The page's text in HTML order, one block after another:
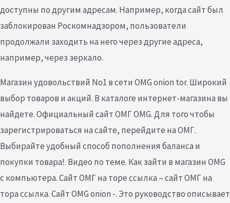
доступны по другим адресам. Например, когда сайт был
заблокирован Роскомнадзором, пользователи
продолжали заходить на него через другие адреса,
например, через зеркало.
Магазин удовольствий No1 в сети OMG onion tor. Широкий
выбор товаров и акций. В каталоге интернет-магазина вы
найдете. Официальный сайт ОМГ OMG. Для того чтобы
зарегистрироваться на сайте, перейдите на ОМГ.
Выбирайте удобный способ пополнения баланса и
покупки товара!. Видео по теме. Как зайти в магазин OMG
с компьютера. Сайт ОМГ на торе ссылка – сайт ОМГ на
тора ссылка. Сайт OMG onion -. Это руководство описывает